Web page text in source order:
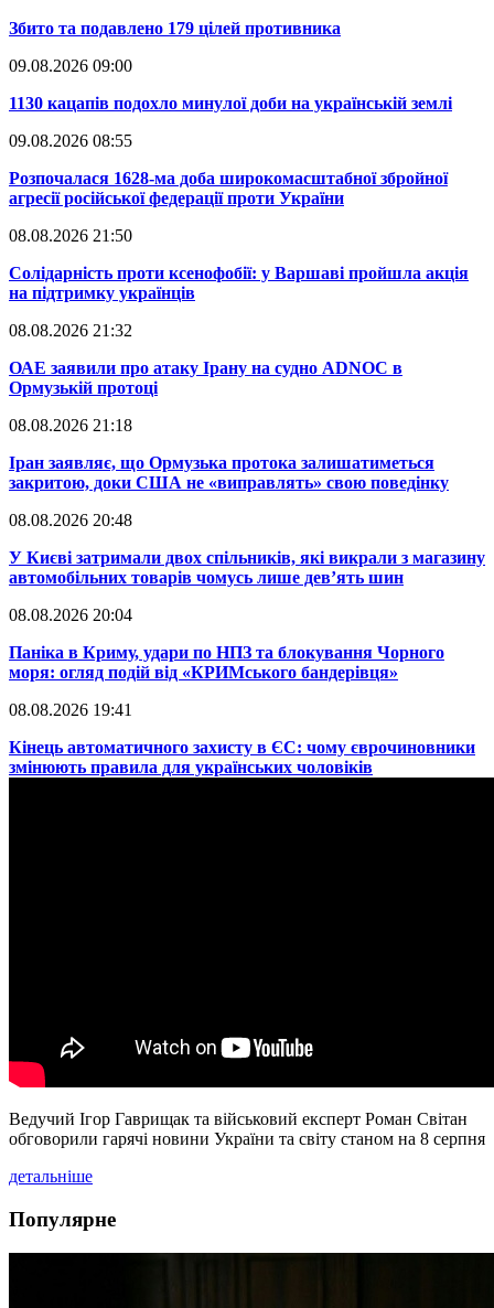
​Збито та подавлено 179 цілей противника
09.08.2026 09:00
​1130 кацапів подохло минулої доби на українській землі
09.08.2026 08:55
​Розпочалася 1628-ма доба широкомасштабної збройної
агресії російської федерації проти України
08.08.2026 21:50
​Солідарність проти ксенофобії: у Варшаві пройшла акція
на підтримку українців
08.08.2026 21:32
​ОАЕ заявили про атаку Ірану на судно ADNOC в
Ормузькій протоці
08.08.2026 21:18
​Іран заявляє, що Ормузька протока залишатиметься
закритою, доки США не «виправлять» свою поведінку
08.08.2026 20:48
​У Києві затримали двох спільників, які викрали з магазину
автомобільних товарів чомусь лише дев’ять шин
08.08.2026 20:04
Паніка в Криму, удари по НПЗ та блокування Чорного
моря: огляд подій від «КРИМського бандерівця»
08.08.2026 19:41
​Кінець автоматичного захисту в ЄС: чому єврочиновники
змінюють правила для українських чоловіків
Ведучий Ігор Гаврищак та військовий експерт Роман Світан
обговорили гарячі новини України та світу станом на 8 серпня
детальніше
Популярне